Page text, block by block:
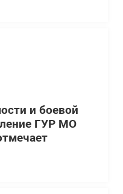
и боевой
ГУР МО